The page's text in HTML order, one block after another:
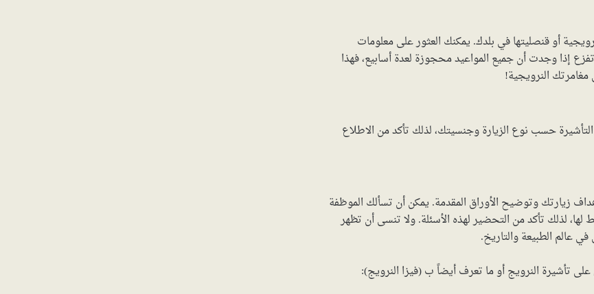
أو قنصليتها في بلدك. يمكنك العثور على معلومات
إذا وجدت أن جميع المواعيد محجوزة لعدة أسابيع، فهذا
النرويجية!
حسب نوع الزيارة وجنسيتك، لذلك تأكد من الاطلاع
زيارتك وتوضيح الأوراق المقدمة. يمكن أن تسألك الموظفة
لذلك تأكد من التحضير لهذه الأسئلة. ولا تنسى أن تظهر
عالم الطبيعة والتاريخ.
تأشيرة النرويج أو ما تعرف أيضاً ب (فيزا النرويج):